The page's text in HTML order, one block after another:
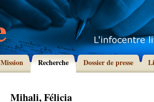
Mission Recherche Dossier de presse
Mihali, Félicia